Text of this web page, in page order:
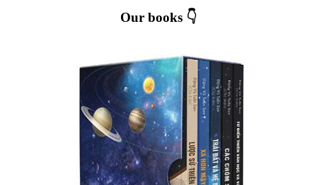
Our books 👇